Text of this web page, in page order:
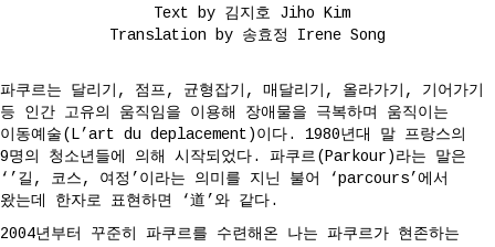
Text by 김지호 Jiho Kim
Translation by 송효정 Irene Song
파쿠르는 달리기, 점프, 균형잡기, 매달리기, 올라가기, 기어가기
등 인간 고유의 움직임을 이용해 장애물을 극복하며 움직이는
이동예술(L’art du deplacement)이다. 1980년대 말 프랑스의
9명의 청소년들에 의해 시작되었다. 파쿠르(Parkour)라는 말은
‘’길, 코스, 여정’이라는 의미를 지닌 불어 ‘parcours’에서
왔는데 한자로 표현하면 ‘道’와 같다.
2004년부터 꾸준히 파쿠르를 수련해온 나는 파쿠르가 현존하는